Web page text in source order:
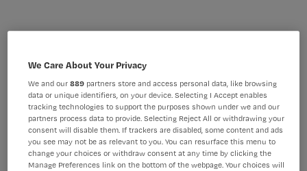
Verpleegkunde
BRANCHE
Onbekend
AANSTELLING
Niet nader bepaald
PLAATSINGSDATUM
15 augustus 2025
NIVEAU
MBO
We Care About Your Privacy
We and our889 partners store and access personal data, like browsing
data or unique identifiers, on your device. Selecting I Accept enables
tracking technologies to support the purposes shown under we and our
partners process data to provide. Selecting Reject All or withdrawing your
consent will disable them. If trackers are disabled, some content and ads
you see may not be as relevant to you. You can resurface this menu to
change your choices or withdraw consent at any time by clicking the
Manage Preferences link on the bottom of the webpage. Your choices will